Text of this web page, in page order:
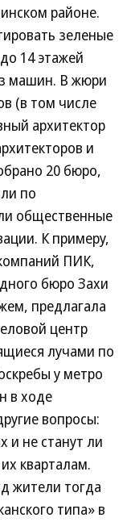
районе.
зеленые
14 этажей
машин. В жюри
(в том числе
архитектор
и
20 бюро,
по
общественные
К примеру,
ПИК,
бюро Захи
предлагала
центр
лучами по
у метро
в ходе
вопросы:
и не станут ли
кварталам.
жители тогда
типа» в